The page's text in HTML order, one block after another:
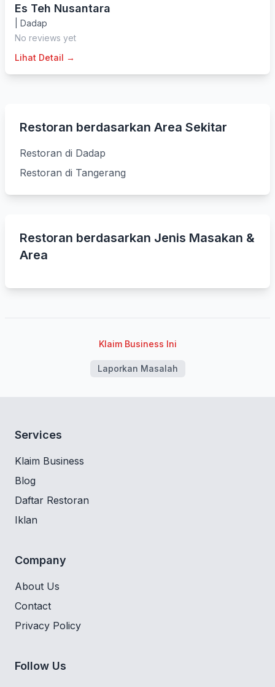
Es Teh Nusantara
Dadap
No reviews yet
Lihat Detail →
Restoran berdasarkan Area Sekitar
Restoran di Dadap
Restoran di Tangerang
Restoran berdasarkan Jenis Masakan &
Area
Klaim Business Ini
Laporkan Masalah
Services
Klaim Business
Blog
Daftar Restoran
Iklan
Company
About Us
Contact
Privacy Policy
Follow Us